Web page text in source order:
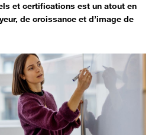
et certifications est un atout en
de croissance et d’image de